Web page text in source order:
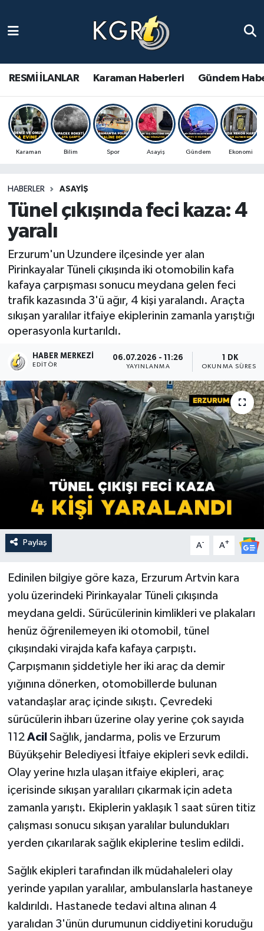
RESMİ İLANLAR Karaman Haberleri Gündem
Karaman Bilim Spor Asayiş Gündem Ekonomi
HABERLER ASAYIŞ
Tünel çıkışında feci kaza: 4
yaralı
Erzurum'un Uzundere ilçesinde yer alan
Pirinkayalar Tüneli çıkışında iki otomobilin kafa
kafaya çarpışması sonucu meydana gelen feci
trafik kazasında 3'ü ağır, 4 kişi yaralandı. Araçta
sıkışan yaralılar itfaiye ekiplerinin zamanla yarıştığı
operasyonla kurtarıldı.
HABER MERKEZI
EDITÖR
06.07.2026 - 11:26
YAYINLANMA
1 DK
OKUNMA SÜRESI
Paylaş A- A+
Edinilen bilgiye göre kaza, Erzurum Artvin kara
yolu üzerindeki Pirinkayalar Tüneli çıkışında
meydana geldi. Sürücülerinin kimlikleri ve plakaları
henüz öğrenilemeyen iki otomobil, tünel
çıkışındaki virajda kafa kafaya çarpıştı.
Çarpışmanın şiddetiyle her iki araç da demir
yığınına dönerken, otomobillerde bulunan
vatandaşlar araç içinde sıkıştı. Çevredeki
sürücülerin ihbarı üzerine olay yerine çok sayıda
112 Acil Sağlık, jandarma, polis ve Erzurum
Büyükşehir Belediyesi İtfaiye ekipleri sevk edildi.
Olay yerine hızla ulaşan itfaiye ekipleri, araç
içerisinde sıkışan yaralıları çıkarmak için adeta
zamanla yarıştı. Ekiplerin yaklaşık 1 saat süren titiz
çalışması sonucu sıkışan yaralılar bulundukları
yerden çıkarılarak sağlık ekiplerine teslim edildi.
Sağlık ekipleri tarafından ilk müdahaleleri olay
yerinde yapılan yaralılar, ambulanslarla hastaneye
kaldırıldı. Hastanede tedavi altına alınan 4
yaralıdan 3'ünün durumunun ciddiyetini koruduğu
Gündem Haberleri
Güncel Haberler
Spor Haberleri
Ulusal Haberler
Vefat Edenler